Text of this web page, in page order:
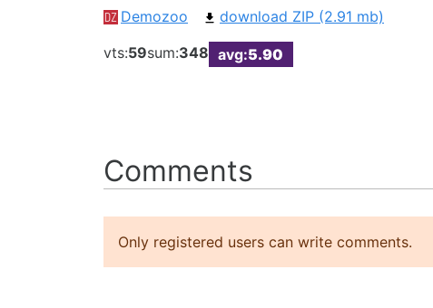
Demozoo
download ZIP (2.91 mb)
vts:59sum:348 avg:5.90
Comments
Only registered users can write comments.